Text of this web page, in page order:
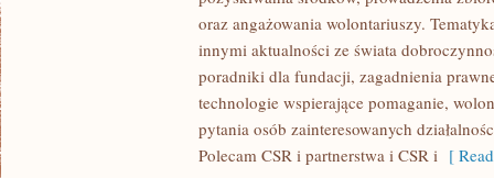
PUBLICZNEoraz angażowania wolontariuszy.
innymi aktualności ze świata
poradniki dla fundacji, zagadnienia
technologie wspierające pomaganie,
pytania osób zainteresowanych
Polecam CSR i partnerstwa i CSR i [